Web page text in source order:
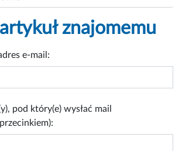
znajomemu
e-mail:
pod który(e) wysłać mail